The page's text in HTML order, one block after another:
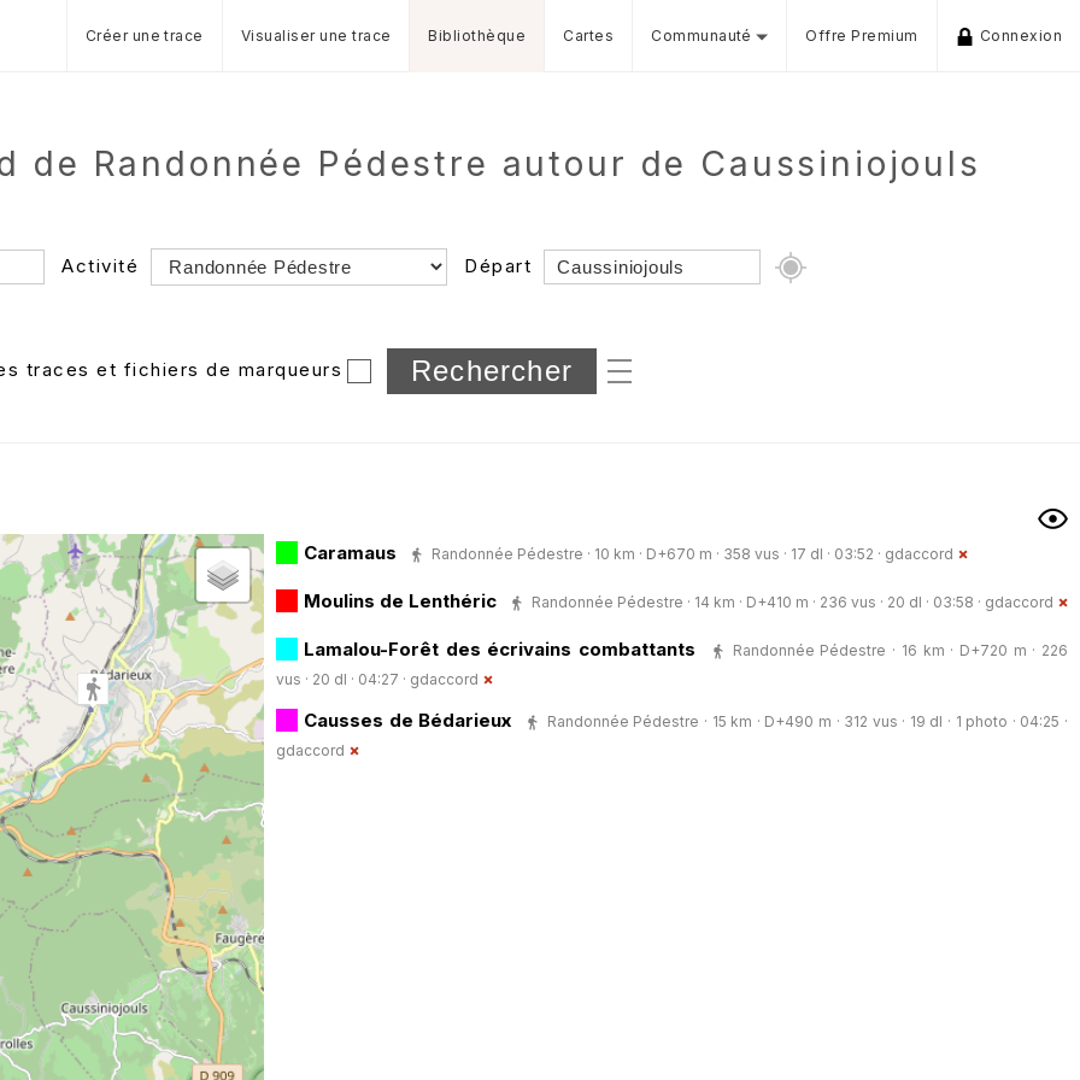
Créer une trace Visualiser une trace Bibliothèque Cartes Communauté Offre Premium Connexion
de Randonnée Pédestre autour de Caussiniojouls
Activité Départ
Dossier
et sous-dossiers
traces et fichiers de marqueurs
Caramaus Randonnée Pédestre · 10 km · D+670 m · 358 vus · 17 dl · 03:52 · gdaccord
Moulins de Lenthéric Randonnée Pédestre · 14 km · D+410 m · 236 vus · 20 dl · 03:58 · gdaccord
Lamalou-Forêt des écrivains combattants
Randonnée Pédestre · 16 km · D+720 m · 226
vus · 20 dl · 04:27 · gdaccord
Causses de Bédarieux
Randonnée Pédestre · 15 km · D+490 m · 312 vus · 19 dl · 1 photo · 04:25 ·
gdaccord